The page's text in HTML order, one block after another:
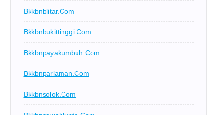
Bkkbnblitar.com
Bkkbnbukittinggi.com
Bkkbnpayakumbuh.com
Bkkbnpariaman.com
Bkkbnsolok.com